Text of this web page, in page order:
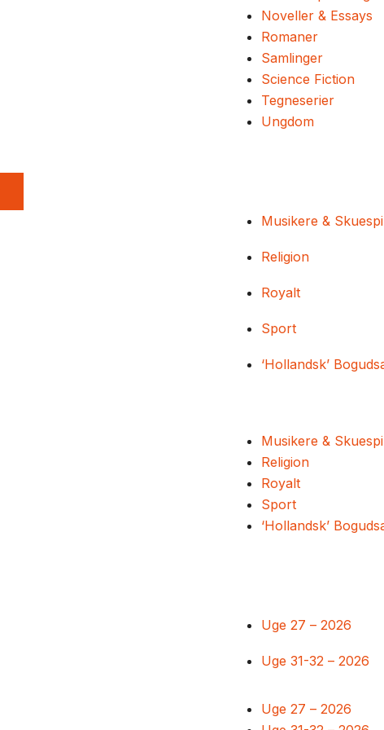
Noveller & Essays
Romaner
Samlinger
Science Fiction
Tegneserier
Ungdom
Musikere &
Religion
Royalt
Sport
‘Hollandsk’
Musikere &
Religion
Royalt
Sport
‘Hollandsk’
Uge 27 – 2026
Uge 31-32 – 2026
Uge 27 – 2026